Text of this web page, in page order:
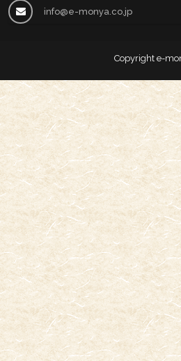
info@e-monya.co.jp
Copyright e-